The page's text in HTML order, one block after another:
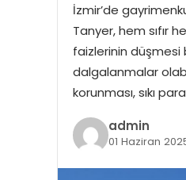
İzmir’de
Tanyer, hem sıfır
faizlerinin
dalgalanmalar
korunması, sıkı
admin
01 Haziran